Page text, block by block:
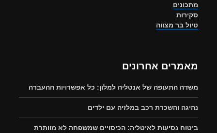
מתכונים
סקירות
טיול בר מצווה
מאמרים אחרונים
משדה התעופה של אנטליה למלון: כל אפשרויות ההעברה
נהיגה והשכרת רכב במלזיה עם ילדים
ביטוח נסיעות לאיטליה: הכיסויים שמשפחה לא מוותרת